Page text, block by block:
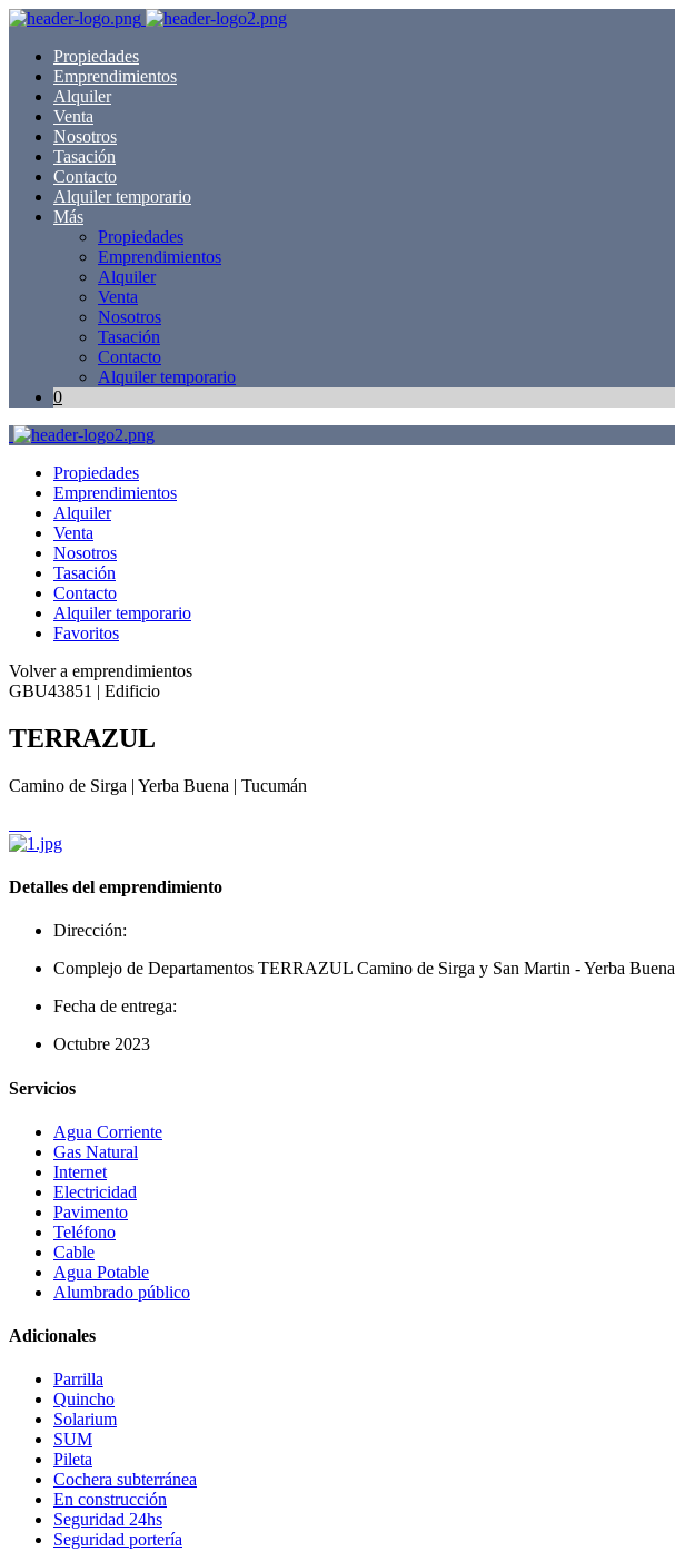
Propiedades
Emprendimientos
Alquiler
Venta
Nosotros
Tasación
Contacto
Alquiler temporario
Más
Propiedades
Emprendimientos
Alquiler
Venta
Nosotros
Tasación
Contacto
Alquiler temporario
0
Propiedades
Emprendimientos
Alquiler
Venta
Nosotros
Tasación
Contacto
Alquiler temporario
Favoritos
Volver a emprendimientos
GBU43851 | Edificio
TERRAZUL
Camino de Sirga | Yerba Buena | Tucumán
Detalles del emprendimiento
Dirección:
Complejo de Departamentos TERRAZUL Camino de Sirga y San Martin - Yerba Buena
Fecha de entrega:
Octubre 2023
Servicios
Agua Corriente
Gas Natural
Internet
Electricidad
Pavimento
Teléfono
Cable
Agua Potable
Alumbrado público
Adicionales
Parrilla
Quincho
Solarium
SUM
Pileta
Cochera subterránea
En construcción
Seguridad 24hs
Seguridad portería